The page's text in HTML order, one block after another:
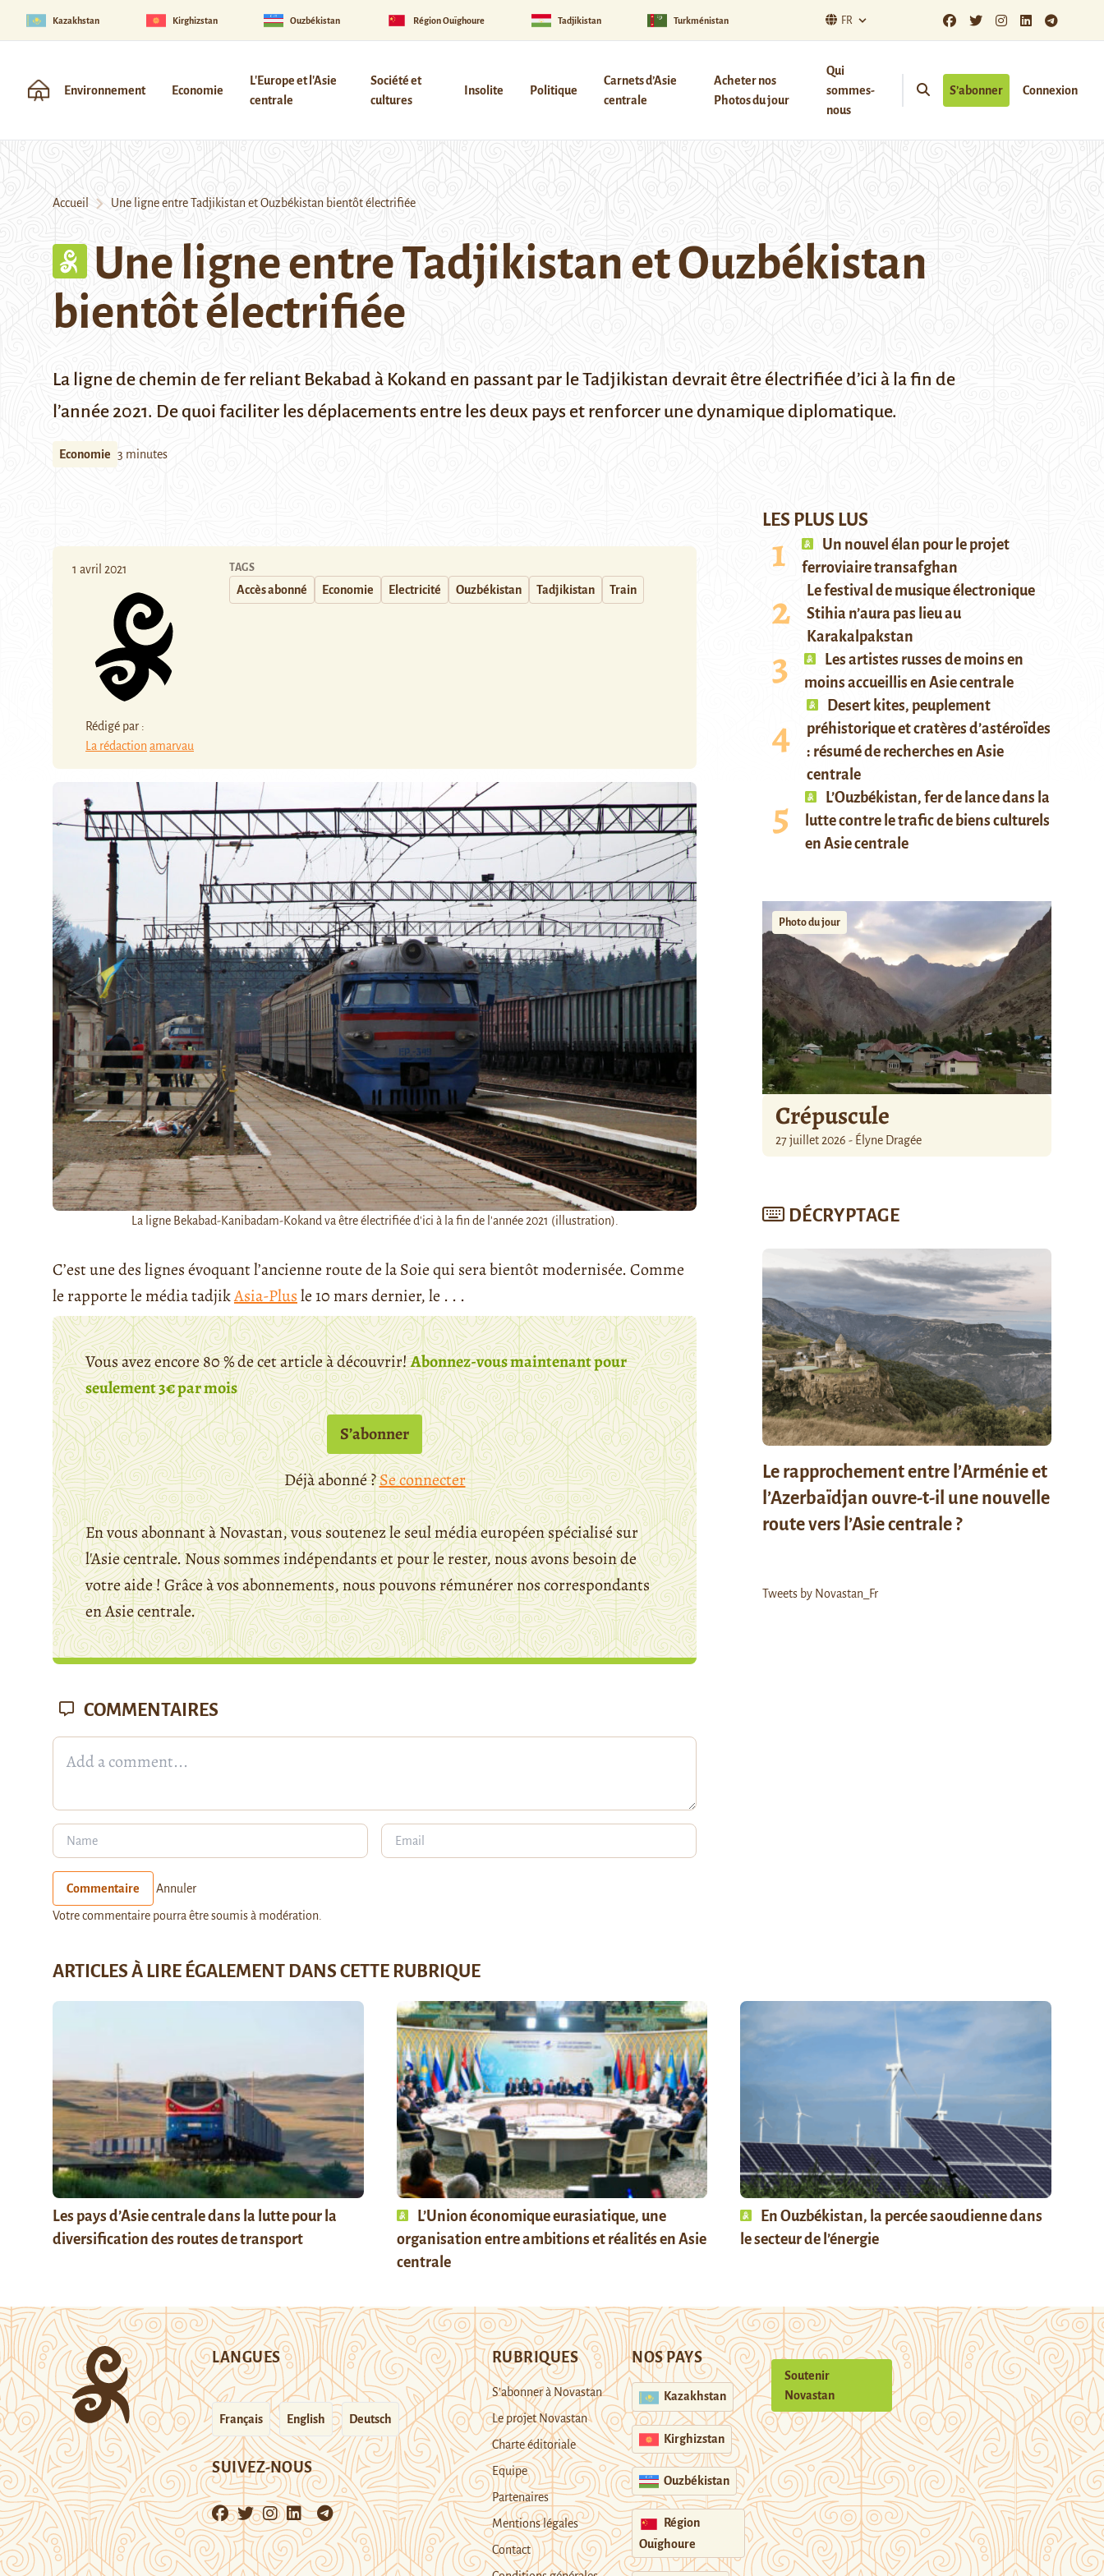
Kazakhstan Kirghizstan Ouzbékistan Région Ouïghoure Tadjikistan Turkménistan FR
Environnement Economie
L'Europe et l'Asie
centrale
Société et
cultures
Insolite Politique
Carnets d’Asie
centrale
Acheter nos
Photos du jour
Qui
sommes-
nous
S’abonner Connexion
Accueil Une ligne entre Tadjikistan et Ouzbékistan bientôt électrifiée
Une ligne entre Tadjikistan et Ouzbékistan
bientôt électrifiée
La ligne de chemin de fer reliant Bekabad à Kokand en passant par le Tadjikistan devrait être électrifiée d’ici à la fin de
l’année 2021. De quoi faciliter les déplacements entre les deux pays et renforcer une dynamique diplomatique.
Economie 3 minutes
1 avril 2021
Rédigé par :
La rédaction amarvau
TAGS
Accès abonné Economie Electricité Ouzbékistan Tadjikistan Train
La ligne Bekabad-Kanibadam-Kokand va être électrifiée d'ici à la fin de l'année 2021 (illustration).
C’est une des lignes évoquant l’ancienne route de la Soie qui sera bientôt modernisée. Comme
le rapporte le média tadjikAsia-Plusle 10 mars dernier, le . . .
Vous avez encore 80 % de cet article à découvrir!Abonnez-vous maintenant pour
seulement 3€ par mois
S’abonner
Déjà abonné ?Se connecter
En vous abonnant à Novastan, vous soutenez le seul média européen spécialisé sur
l'Asie centrale. Nous sommes indépendants et pour le rester, nous avons besoin de
votre aide ! Grâce à vos abonnements, nous pouvons rémunérer nos correspondants
en Asie centrale.
LES PLUS LUS
Un nouvel élan pour le projet
ferroviaire transafghan
Le festival de musique électronique
Stihia n’aura pas lieu au
Karakalpakstan
Les artistes russes de moins en
moins accueillis en Asie centrale
Desert kites, peuplement
préhistorique et cratères d’astéroïdes
: résumé de recherches en Asie
centrale
L’Ouzbékistan, fer de lance dans la
lutte contre le trafic de biens culturels
en Asie centrale
Photo du jour
Crépuscule
27 juillet 2026 - Élyne Dragée
DÉCRYPTAGE
Le rapprochement entre l’Arménie et
l’Azerbaïdjan ouvre-t-il une nouvelle
route vers l’Asie centrale ?
Tweets by Novastan_Fr
COMMENTAIRES
Commentaire Annuler
Votre commentaire pourra être soumis à modération.
ARTICLES À LIRE ÉGALEMENT DANS CETTE RUBRIQUE
Les pays d’Asie centrale dans la lutte pour la
diversification des routes de transport
L’Union économique eurasiatique, une
organisation entre ambitions et réalités en Asie
centrale
En Ouzbékistan, la percée saoudienne dans
le secteur de l’énergie
LANGUES
Français English Deutsch
SUIVEZ-NOUS
RUBRIQUES
S’abonner à Novastan
Le projet Novastan
Charte éditoriale
Equipe
Partenaires
Mentions légales
Contact
NOS PAYS
Kazakhstan
Kirghizstan
Ouzbékistan
Région
Ouïghoure
Soutenir
Novastan